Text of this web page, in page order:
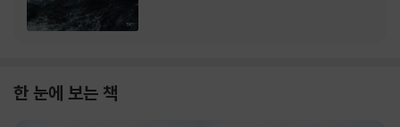
한 눈에 보는 책